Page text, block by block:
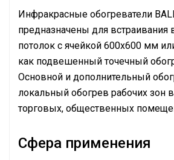
Инфракрасные обогреватели
предназначены для встраивания
потолок с ячейкой 600х600 мм
как подвешенный точечный
Основной и дополнительный
локальный обогрев рабочих зон
торговых, общественных
Сфера применения